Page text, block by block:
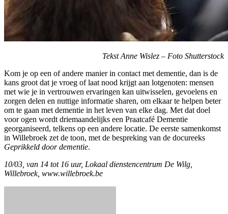
Tekst Anne Wislez – Foto Shutterstock
Kom je op een of andere manier in contact met dementie, dan is de
kans groot dat je vroeg of laat nood krijgt aan lotgenoten: mensen
met wie je in vertrouwen ervaringen kan uitwisselen, gevoelens en
zorgen delen en nuttige informatie sharen, om elkaar te helpen beter
om te gaan met dementie in het leven van elke dag. Met dat doel
voor ogen wordt driemaandelijks een Praatcafé Dementie
georganiseerd, telkens op een andere locatie. De eerste samenkomst
in Willebroek zet de toon, met de bespreking van de docureeks
Geprikkeld door dementie.
10/03, van 14 tot 16 uur, Lokaal dienstencentrum De Wilg,
Willebroek, www.willebroek.be